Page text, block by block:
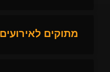
מתוקים לאירועים